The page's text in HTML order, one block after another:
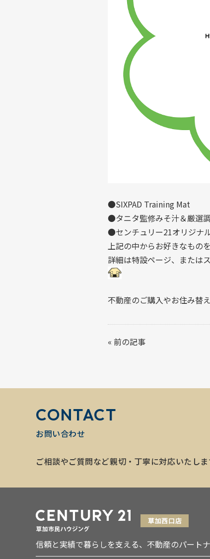
●SIXPAD Training Mat
●タニタ監修みそ汁＆厳選
●センチュリー21オリジナ
上記の中からお好きなもの
詳細は特設ページ、または
不動産のご購入やお住み替
« 前の記事
CONTACT
お問い合わせ
ご相談やご質問など親切・丁寧に対応いたしま
信頼と実績で暮らしを支える、不動産のパート